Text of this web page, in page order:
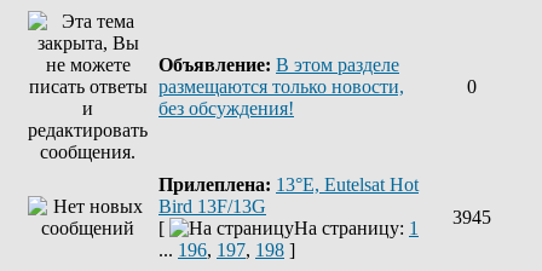
Объявление: В этом разделе
размещаются только новости,
без обсуждения!
0
Прилеплена: 13°E, Eutelsat Hot
Bird 13F/13G
[
На страницу: 1
... 196, 197, 198 ]
3945